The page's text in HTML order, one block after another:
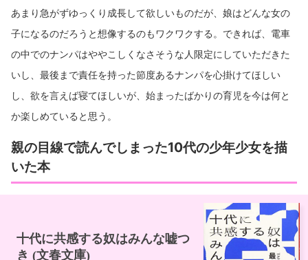
あまり急がずゆっくり成長して欲しいものだが、娘はどんな女の
子になるのだろうと想像するのもワクワクする。できれば、電車
の中でのナンパはややこしくなさそうな人限定にしていただきた
いし、最後まで責任を持った節度あるナンパを心掛けてほしい
し、欲を言えば寝てほしいが、始まったばかりの育児を今は何と
か楽しめていると思う。
親の目線で読んでしまった10代の少年少女を描
いた本